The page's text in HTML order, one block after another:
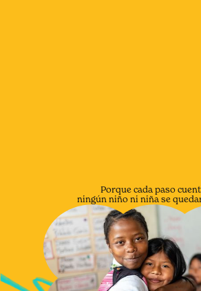
Porque cada paso
ningún niño ni niña se